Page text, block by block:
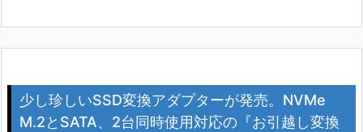
少し珍しいSSD変換アダプターが発売。NVMe
M.2とSATA、2台同時使用対応の『お引越し変換